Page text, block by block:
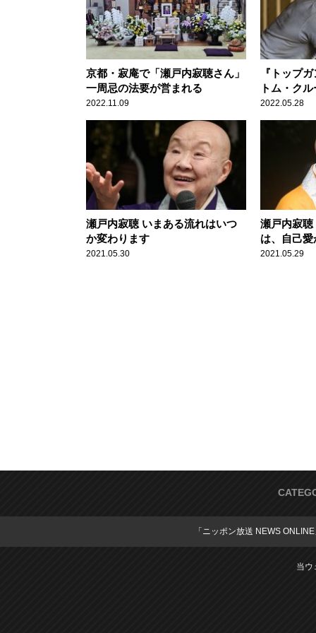
京都・寂庵で「瀬戸内寂聴さん」
一周忌の法要が営まれる
2022.11.09
『トップ
トム・ク
開延期を
へ
2022.05.28
瀬戸内寂聴 いまある流れはいつ
か変わります
2021.05.30
瀬戸内寂
は、自己
2021.05.29
「ニッポン放送 NEWS
当ウ